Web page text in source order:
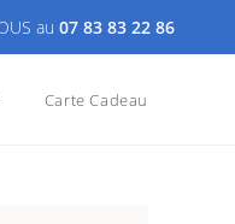
au 07 83 83 22 86
Carte Cadeau